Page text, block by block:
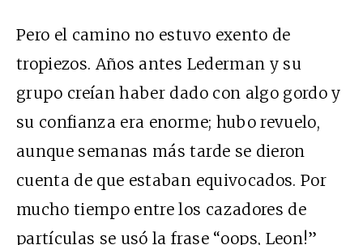
Pero el camino no estuvo exento de
tropiezos. Años antes Lederman y su
grupo creían haber dado con algo gordo y
su confianza era enorme; hubo revuelo,
aunque semanas más tarde se dieron
cuenta de que estaban equivocados. Por
mucho tiempo entre los cazadores de
partículas se usó la frase “oops, Leon!”